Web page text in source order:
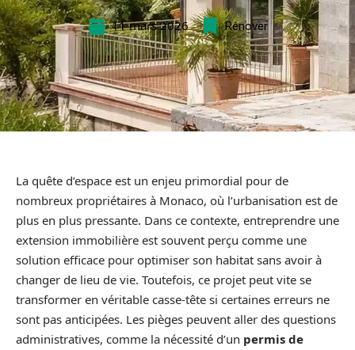
11 mars 2026 Rénover
La quête d’espace est un enjeu primordial pour de
nombreux propriétaires à Monaco, où l’urbanisation est de
plus en plus pressante. Dans ce contexte, entreprendre une
extension immobilière est souvent perçu comme une
solution efficace pour optimiser son habitat sans avoir à
changer de lieu de vie. Toutefois, ce projet peut vite se
transformer en véritable casse-tête si certaines erreurs ne
sont pas anticipées. Les pièges peuvent aller des questions
administratives, comme la nécessité d’un permis de